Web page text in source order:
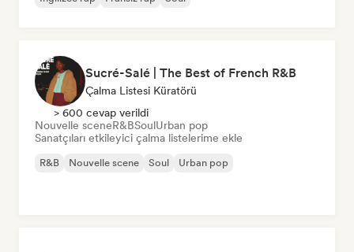
Sucré-Salé | The Best of French R&B
Çalma Listesi Küratörü
> 600 cevap verildi
Nouvelle sceneR&BSoulUrban pop
Sanatçıları etkileyici çalma listelerime ekle
R&B Nouvelle scene Soul Urban pop